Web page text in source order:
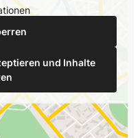
und Inhalte